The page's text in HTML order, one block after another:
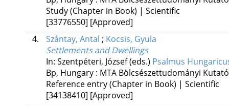
Study (Chapter in Book) | Scientific
[33776550] [Approved]
4.
Szántay, Antal ; Kocsis, Gyula
Settlements and Dwellings
In: Szentpéteri, József (eds.) Psalmus
Bp, Hungary : MTA Bölcsészettudományi
Reference entry (Chapter in Book) | Scientific
[34138410] [Approved]